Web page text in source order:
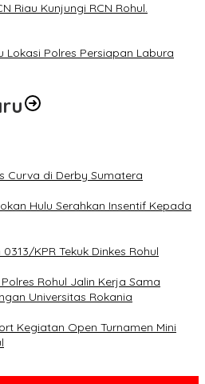
Riau Kunjungi RCN Rohul.
Lokasi Polres Persiapan Labura
Curva di Derby Sumatera
Hulu Serahkan Insentif Kepada
KPR Tekuk Dinkes Rohul
Rohul Jalin Kerja Sama
Universitas Rokania
Kegiatan Open Turnamen Mini